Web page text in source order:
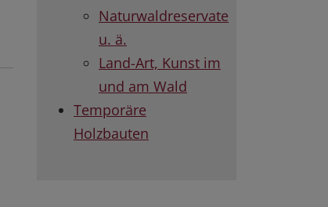
Naturwaldreservate
u. ä.
Land-Art, Kunst im
und am Wald
Temporäre
Holzbauten